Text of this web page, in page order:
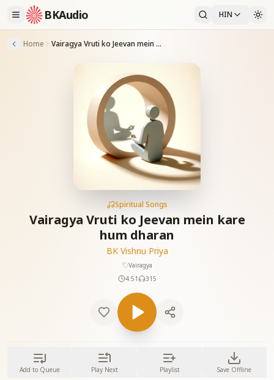
BKAudio HIN
Home Vairagya Vruti ko Jeevan mein kare hum dharan
Spiritual Songs
Vairagya Vruti ko Jeevan mein kare
hum dharan
BK Vishnu Priya
Vairagya
4:51
315
Add to Queue Play Next Playlist Save Offline